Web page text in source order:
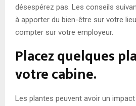
désespérez pas. Les conseils
à apporter du bien-être sur votre
compter sur votre employeur.
Placez quelques
votre cabine.
Les plantes peuvent avoir un